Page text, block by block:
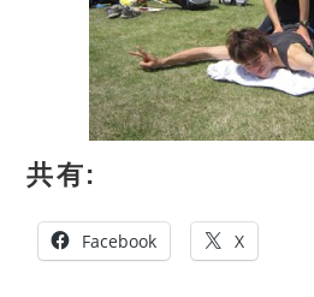
共有:
Facebook X